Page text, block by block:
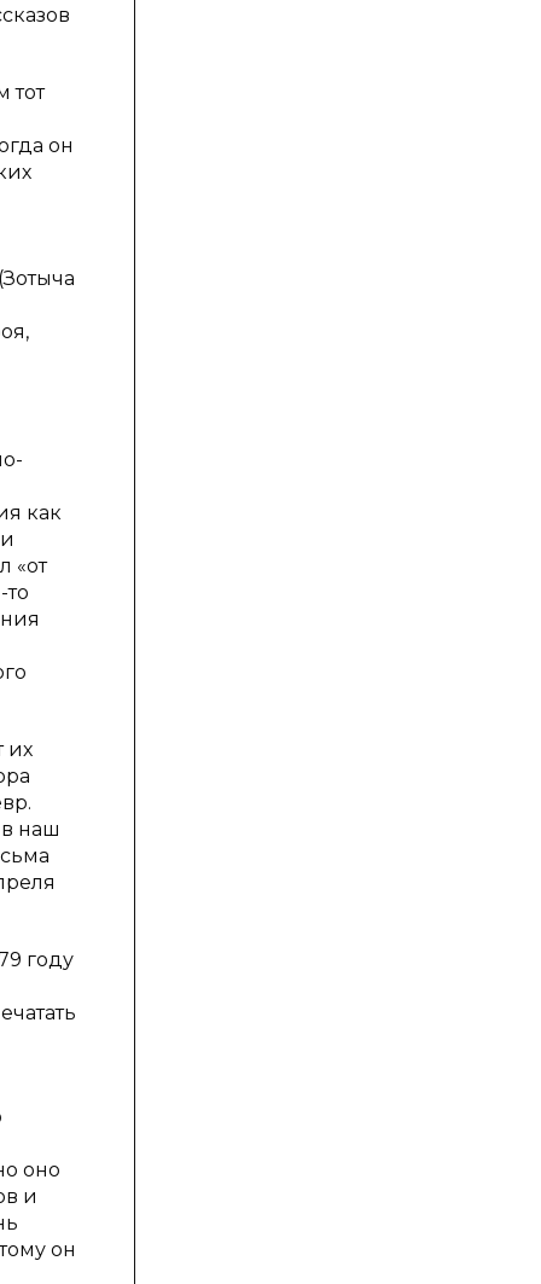
тот
он
как
«от
их
наш
году
оно
и
он